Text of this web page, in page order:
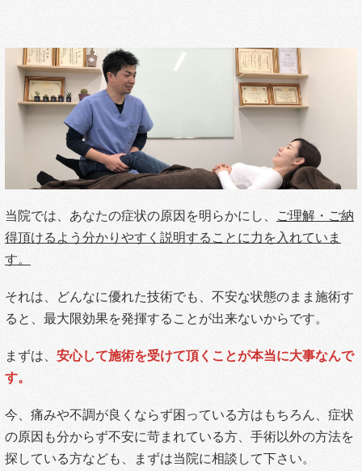
当院では、あなたの症状の原因を明らかにし、
ご理解・ご納
得頂けるよう分かりやすく説明することに力を入れていま
す。
それは、どんなに優れた技術でも、不安な状態のまま施術す
ると、最大限効果を発揮することが出来ないからです。
まずは、 安心して施術を受けて頂くことが本当に大事なんで
す。
今、痛みや不調が良くならず困っている方はもちろん、症状
の原因も分からず不安に苛まれている方、手術以外の方法を
探している方なども、まずは当院に相談して下さい。